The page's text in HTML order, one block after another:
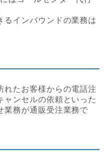
るインバウンドの業務は
たお客様からの電話注
ンセルの依頼といった
業務が通販受注業務で